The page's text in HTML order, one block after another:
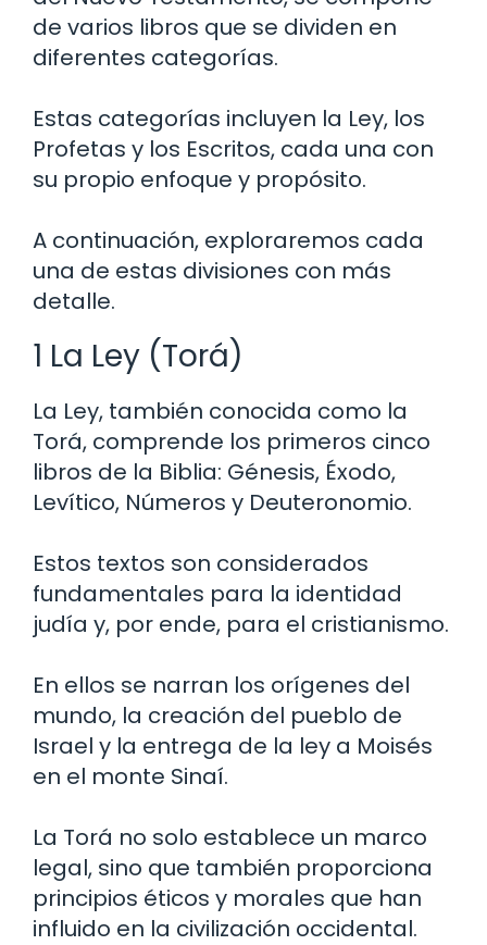
de varios libros que se dividen en
diferentes categorías.
Estas categorías incluyen la Ley, los
Profetas y los Escritos, cada una con
su propio enfoque y propósito.
A continuación, exploraremos cada
una de estas divisiones con más
detalle.
1 La Ley (Torá)
La Ley, también conocida como la
Torá, comprende los primeros cinco
libros de la Biblia: Génesis, Éxodo,
Levítico, Números y Deuteronomio.
Estos textos son considerados
fundamentales para la identidad
judía y, por ende, para el cristianismo.
En ellos se narran los orígenes del
mundo, la creación del pueblo de
Israel y la entrega de la ley a Moisés
en el monte Sinaí.
La Torá no solo establece un marco
legal, sino que también proporciona
principios éticos y morales que han
influido en la civilización occidental.